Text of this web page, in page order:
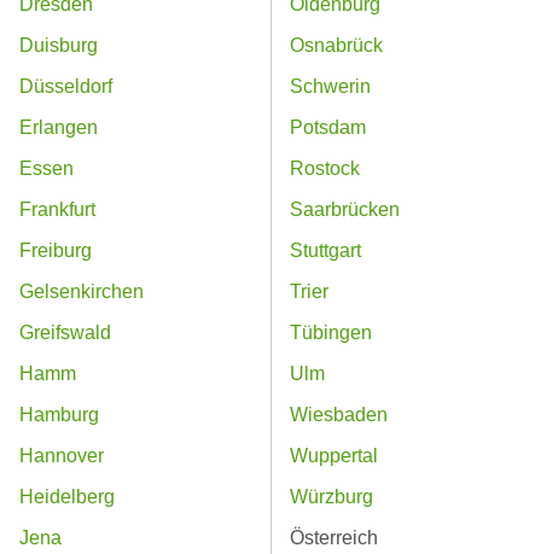
Duisburg
Düsseldorf
Erlangen
Essen
Frankfurt
Freiburg
Gelsenkirchen
Greifswald
Hamm
Hamburg
Hannover
Heidelberg
Jena
Osnabrück
Schwerin
Potsdam
Rostock
Saarbrücken
Stuttgart
Trier
Tübingen
Ulm
Wiesbaden
Wuppertal
Würzburg
Österreich